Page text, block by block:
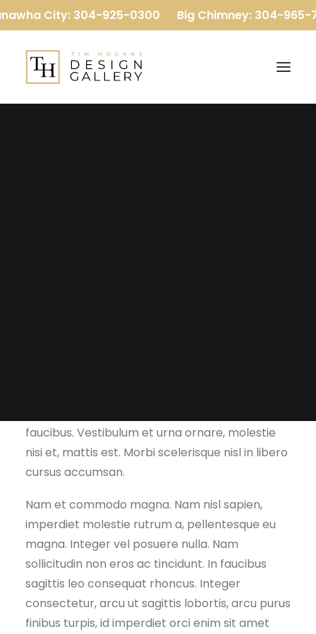
City: 304-925-0300 Big Chimney: 304-965-
faucibus. Vestibulum et urna ornare, molestie
nisi et, mattis est. Morbi scelerisque nisl in libero
cursus accumsan.
Nam et commodo magna. Nam nisl sapien,
imperdiet molestie rutrum a, pellentesque eu
magna. Integer vel posuere nulla. Nam
sollicitudin non eros ac tincidunt. In faucibus
sagittis leo consequat rhoncus. Integer
consectetur, arcu ut sagittis lobortis, arcu purus
finibus turpis, id imperdiet orci enim sit amet